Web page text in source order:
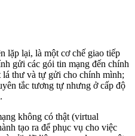
lặp lại, là một cơ chế giao tiếp
gửi các gói tin mạng đến chính
thư và tự gửi cho chính mình;
tắc tương tự nhưng ở cấp độ
không có thật (virtual
tạo ra để phục vụ cho việc